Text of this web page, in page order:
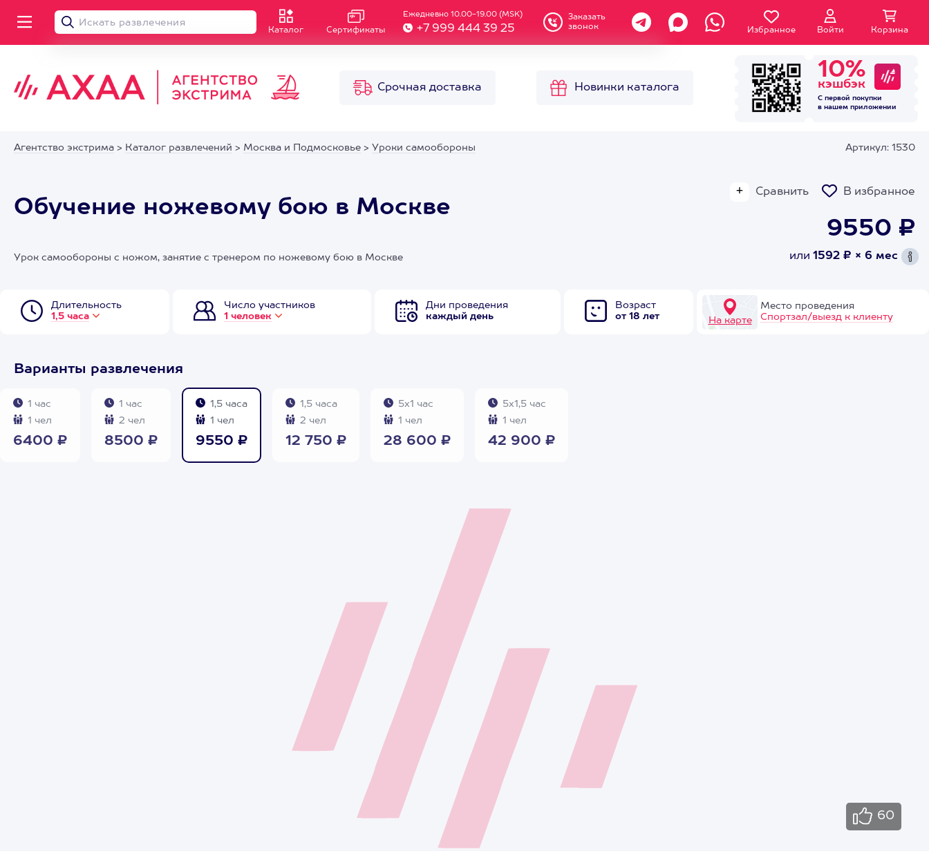
Каталог Сертификаты
Ежедневно 10.00-19.00 (MSK)
+7 999 444 39 25
Заказать
звонок
Избранное Войти Корзина
Срочная доставка Новинки каталога
10%
кэшбэк
С первой покупки
в нашем приложении
Агентство экстрима > Каталог развлечений > Москва и Подмосковье > Уроки самообороны Артикул: 1530
Обучение ножевому бою в Москве
Сравнить В избранное
9550 ₽
или 1592 ₽ × 6 мес
Урок самообороны с ножом, занятие с тренером по ножевому бою в Москве
Длительность
1,5 часа
Число участников
1 человек
Дни проведения
каждый день
Возраст
от 18 лет
На карте
Место проведения
Спортзал/выезд к клиенту
Варианты развлечения
1 час
1 чел
6400 ₽
1 час
2 чел
8500 ₽
1,5 часа
1 чел
9550 ₽
1,5 часа
2 чел
12 750 ₽
5х1 час
1 чел
28 600 ₽
5х1,5 час
1 чел
42 900 ₽
60